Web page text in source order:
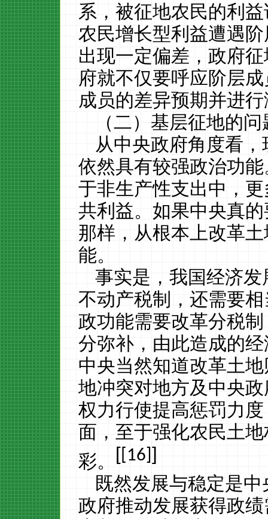
系，被征地农民的利
农民增长型利益遭遇
出现一定偏差，政府
府就不仅要呼应阶层
成员的差异预期并进
（二）基层征地的问
从中央政府角度看
依然具有较强政治功
于非生产性支出中，
共利益。如果中央真
那样，从根本上改革
能。
事实是，我国经济
不动产税制，还需要
政功能需要改革分税
分弥补，由此造成的
中央当然知道改革土
地冲突对地方及中央
权力行使提高惩罚力
面，至于强化农民土
彩。[[16]]
既然发展与稳定是
政府推动发展获得政